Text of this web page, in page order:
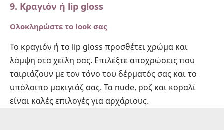
9. Κραγιόν ή lip gloss
Ολοκληρώστε το look σας
Το κραγιόν ή το lip gloss προσθέτει χρώμα και
λάμψη στα χείλη σας. Επιλέξτε αποχρώσεις που
ταιριάζουν με τον τόνο του δέρματός σας και το
υπόλοιπο μακιγιάζ σας. Τα nude, ροζ και κοραλί
είναι καλές επιλογές για αρχάριους.